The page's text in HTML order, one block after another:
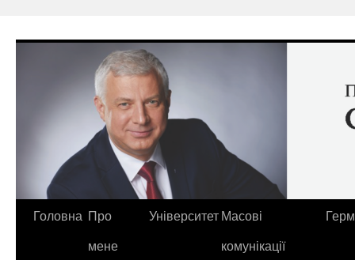
до
Головна Про
мене
УніверситетМасові
комунікації